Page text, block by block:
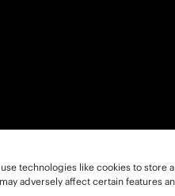
technologies like cookies to
adversely affect certain features